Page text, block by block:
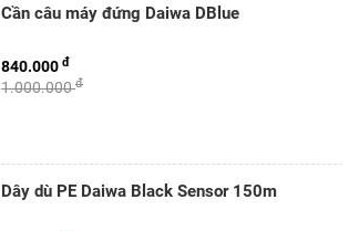
Cần câu máy đứng Daiwa DBlue
1.000.000đ
840.000 đ
Dây dù PE Daiwa Black Sensor 150m